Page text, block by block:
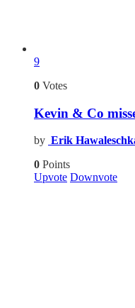
9
0 Votes
Kevin & Co
by Erik
0 Points
Upvote Downvote